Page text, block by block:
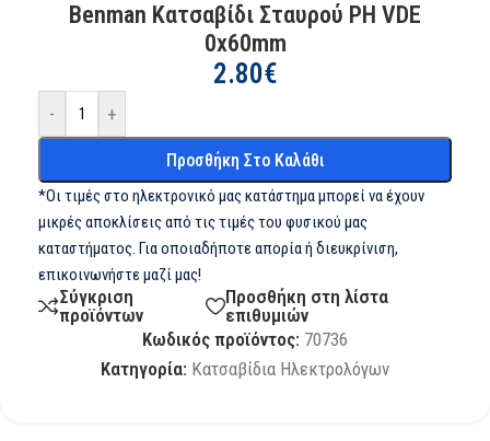
Benman Κατσαβίδι Σταυρού PH VDE
0x60mm
2.80€
- +
Προσθήκη Στο Καλάθι
*Οι τιμές στο ηλεκτρονικό μας κατάστημα μπορεί να έχουν
μικρές αποκλίσεις από τις τιμές του φυσικού μας
καταστήματος. Για οποιαδήποτε απορία ή διευκρίνιση,
επικοινωνήστε μαζί μας!
Σύγκριση
προϊόντων
Προσθήκη στη λίστα
επιθυμιών
Κωδικός προϊόντος: 70736
Κατηγορία: Κατσαβίδια Ηλεκτρολόγων